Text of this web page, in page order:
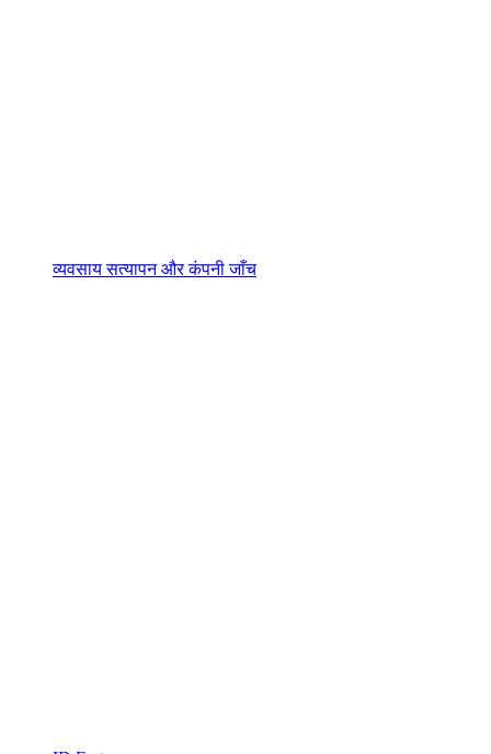
व्यवसाय सत्यापन और कंपनी जाँच